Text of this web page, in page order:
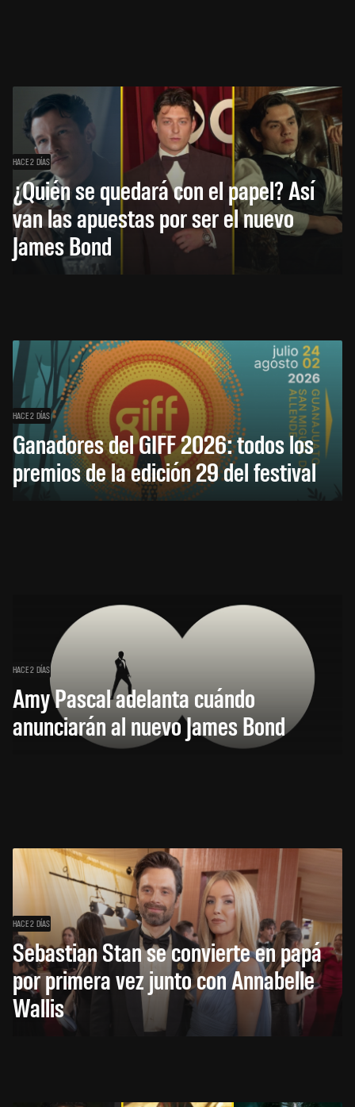
HACE 2 DÍAS
¿Quién se quedará con el papel? Así
van las apuestas por ser el nuevo
James Bond
HACE 2 DÍAS
Ganadores del GIFF 2026: todos los
premios de la edición 29 del festival
HACE 2 DÍAS
Amy Pascal adelanta cuándo
anunciarán al nuevo James Bond
HACE 2 DÍAS
Sebastian Stan se convierte en papá
por primera vez junto con Annabelle
Wallis